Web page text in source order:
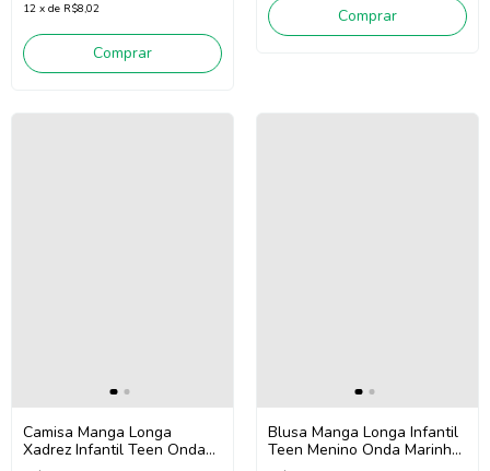
12 x de R$8,02
Comprar
Comprar
Camisa Manga Longa
Xadrez Infantil Teen Onda
Blusa Manga Longa Infantil
Teen Menino Onda Marinha